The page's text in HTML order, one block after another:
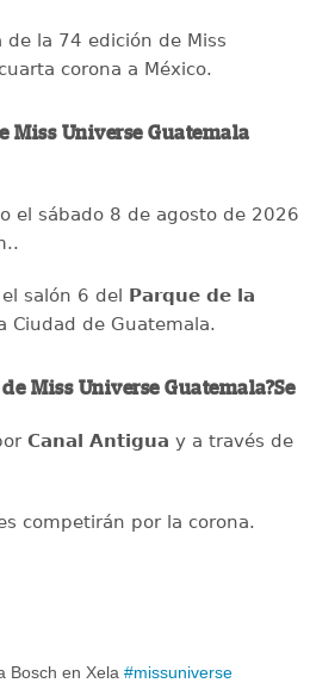
de la 74 edición de Miss
corona a México.
Miss Universe Guatemala
el sábado 8 de agosto de 2026
salón 6 del Parque de la
Ciudad de Guatemala.
Miss Universe Guatemala?Se
Canal Antigua y a través de
competirán por la corona.
Bosch en Xela #missuniverse